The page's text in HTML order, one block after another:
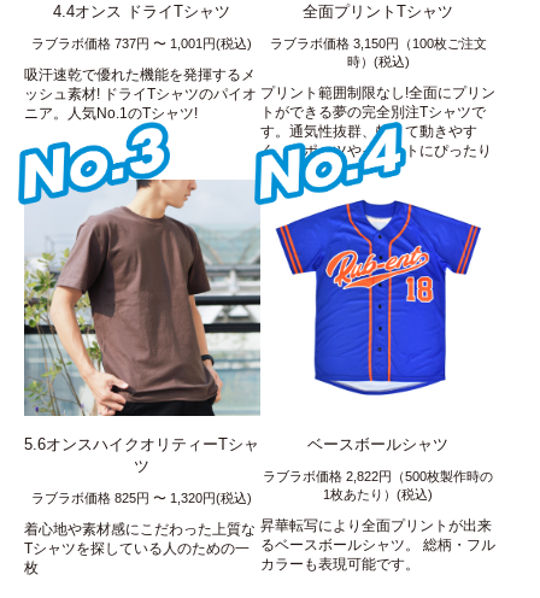
4.4オンス ドライTシャツ
ラブラボ価格 737円 〜 1,001円(税込)
吸汗速乾で優れた機能を発揮するメ
ッシュ素材! ドライTシャツのパイオ
ニア。人気No.1のTシャツ!
全面プリントTシャツ
ラブラボ価格 3,150円（100枚ご注文
時）(税込)
プリント範囲制限なし!全面にプリン
トができる夢の完全別注Tシャツで
す。通気性抜群、軽くて動きやす
く、スポーツやイベントにぴったり
です!
5.6オンスハイクオリティーTシャ
ツ
ラブラボ価格 825円 〜 1,320円(税込)
着心地や素材感にこだわった上質な
Tシャツを探している人のための一
枚
ベースボールシャツ
ラブラボ価格 2,822円（500枚製作時の
1枚あたり）(税込)
昇華転写により全面プリントが出来
るベースボールシャツ。 総柄・フル
カラーも表現可能です。